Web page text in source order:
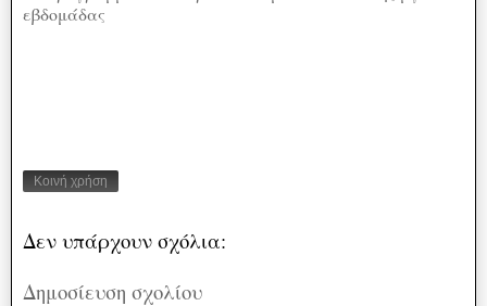
εβδομάδας
Κοινή χρήση
Δεν υπάρχουν σχόλια:
Δημοσίευση σχολίου